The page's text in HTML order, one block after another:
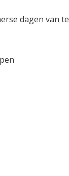
dagen van te